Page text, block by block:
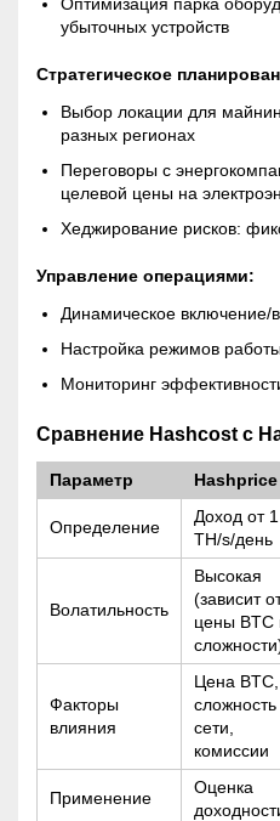
убыточных устройств
Стратегическое
Выбор локации для
разных регионах
Переговоры с
целевой цены на
Хеджирование рисков:
Управление операциями:
Динамическое
Настройка режимов
Мониторинг
Сравнение Hashcost с
Параметр Hashprice
Определение
Доход от 1
TH/s/день
Волатильность
Высокая
(зависит
цены BTC
Факторы
влияния
Цена BTC,
сложность
сети,
комиссии
Применение
Оценка